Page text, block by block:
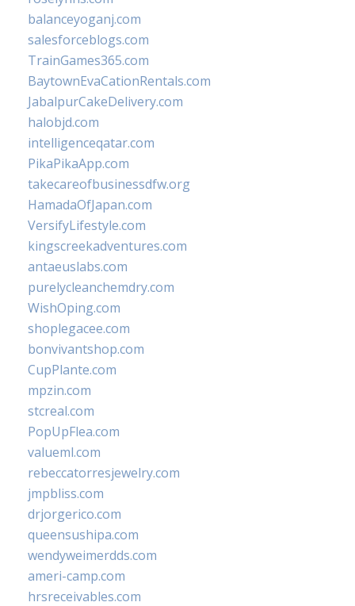
balanceyoganj.com
salesforceblogs.com
TrainGames365.com
BaytownEvaCationRentals.com
JabalpurCakeDelivery.com
halobjd.com
intelligenceqatar.com
PikaPikaApp.com
takecareofbusinessdfw.org
HamadaOfJapan.com
VersifyLifestyle.com
kingscreekadventures.com
antaeuslabs.com
purelycleanchemdry.com
WishOping.com
shoplegacee.com
bonvivantshop.com
CupPlante.com
mpzin.com
stcreal.com
PopUpFlea.com
valueml.com
rebeccatorresjewelry.com
jmpbliss.com
drjorgerico.com
queensushipa.com
wendyweimerdds.com
ameri-camp.com
hrsreceivables.com